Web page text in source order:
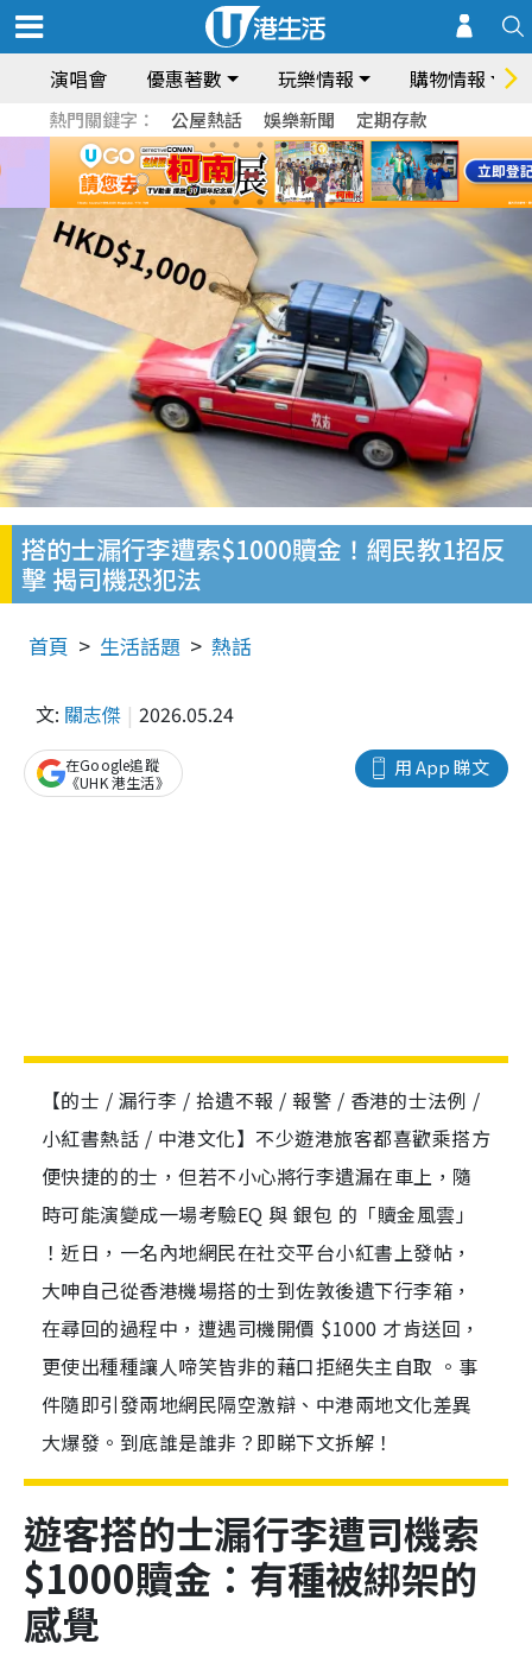
演唱會 優惠著數 玩樂情報 購物情報
熱門關鍵字： 公屋熱話 娛樂新聞 定期存款
搭的士漏行李遭索$1000贖金！網民教1招反
擊 揭司機恐犯法
首頁 生活話題 熱話
文: 關志傑 2026.05.24
用 App 睇文
在Google追蹤
《UHK 港生活》
【的士 / 漏行李 / 拾遺不報 / 報警 / 香港的士法例 /
小紅書熱話 / 中港文化】不少遊港旅客都喜歡乘搭方
便快捷的的士，但若不小心將行李遺漏在車上，隨
時可能演變成一場考驗EQ 與 銀包 的「贖金風雲」
！近日，一名內地網民在社交平台小紅書上發帖，
大呻自己從香港機場搭的士到佐敦後遺下行李箱，
在尋回的過程中，遭遇司機開價 $1000 才肯送回，
更使出種種讓人啼笑皆非的藉口拒絕失主自取 。事
件隨即引發兩地網民隔空激辯、中港兩地文化差異
大爆發。到底誰是誰非？即睇下文拆解！
遊客搭的士漏行李遭司機索
$1000贖金：有種被綁架的
感覺